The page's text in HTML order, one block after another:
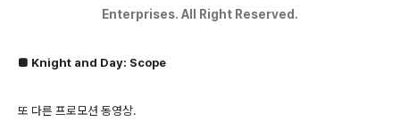
Enterprises. All Right Reserved.
■ Knight and Day: Scope
또 다른 프로모션 동영상.